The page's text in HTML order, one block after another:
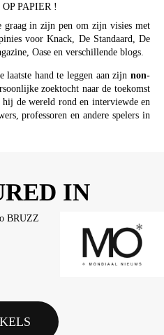
PAPIER !
graag in zijn pen om zijn visies met
voor Knack, De Standaard, De
Oase en verschillende blogs.
hand te leggen aan zijn non-
zoektocht naar de toekomst
de wereld rond en interviewde en
professoren en andere spelers in
IN